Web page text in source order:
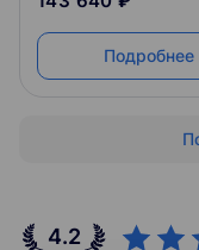
Подробнее
4.2